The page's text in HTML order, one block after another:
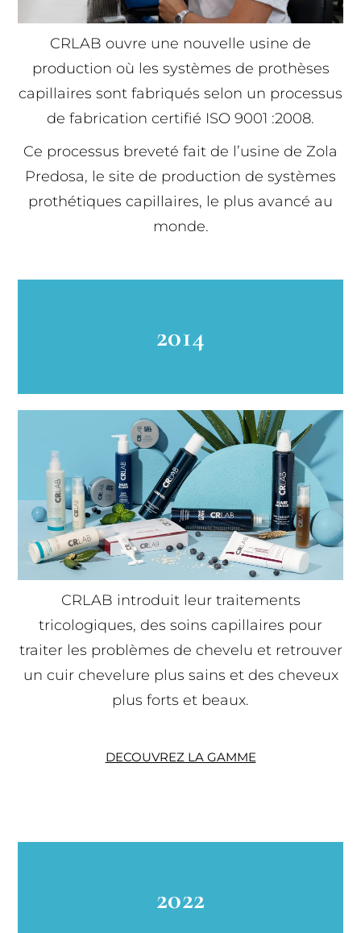
CRLAB ouvre une nouvelle usine de
production où les systèmes de prothèses
capillaires sont fabriqués selon un processus
de fabrication certifié ISO 9001 :2008.
Ce processus breveté fait de l’usine de Zola
Predosa, le site de production de systèmes
prothétiques capillaires, le plus avancé au
monde.
2014
CRLAB introduit leur traitements
tricologiques, des soins capillaires pour
traiter les problèmes de chevelu et retrouver
un cuir chevelure plus sains et des cheveux
plus forts et beaux.
DECOUVREZ LA GAMME
2022